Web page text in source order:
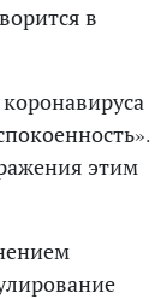
в
этим